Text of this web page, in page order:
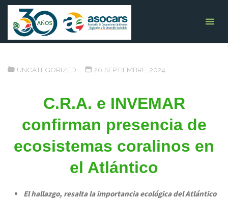
Saltar
contenido
C.R.A. e INVEMAR confirman
presencia de ecosistemas
DE ECOSISTEMAS CORALINOS EN EL ATLÁNTICO
UNCATEGORIZED 26 SEPTIEMBRE, 2024
C.R.A. e INVEMAR
confirman presencia de
ecosistemas coralinos en
el Atlántico
El hallazgo, resalta la importancia ecológica del Atlántico